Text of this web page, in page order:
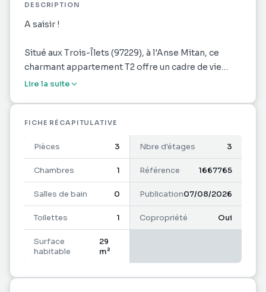
DESCRIPTION
A saisir !
Situé aux Trois-Îlets (97229), à l'Anse Mitan, ce
charmant appartement T2 offre un cadre de vie
idyllique à ses habitants ! A seulement 2 minutes à
D'une superficie de 29 m², et construit en 2000, il
comprend un séjour lumineux, une chambre cosy,
une salle de bain fonctionnelle et une agréable
loggia offrant une vue imprenable sur la mer.
Il dispose également d'une place de parking à
l'intérieur de la résidence qui est sécurisée par un
portail électrique.
L'appartement est vendu meublé, ce qui le rend
directement fonctionnel.
Cet appartement est parfait pour un rendement
Lire la suite
FICHE RÉCAPITULATIVE
Pièces 3 Nbre d'étages 3
Chambres 1 Référence 1667765
Salles de bain 0 Publication07/08/2026
Toilettes 1 Copropriété Oui
Surface
habitable
29
m²